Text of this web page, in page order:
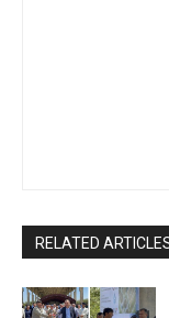
RELATED